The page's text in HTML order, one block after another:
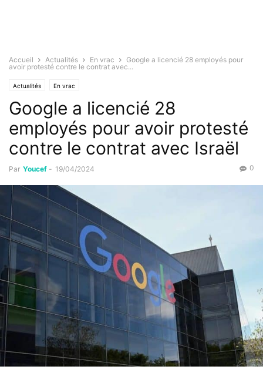
Accueil Actualités En vrac
Google a licencié 28 employés pour
avoir protesté contre le contrat avec...
Actualités En vrac
Google a licencié 28
employés pour avoir protesté
contre le contrat avec Israël
Par Youcef - 19/04/2024 0